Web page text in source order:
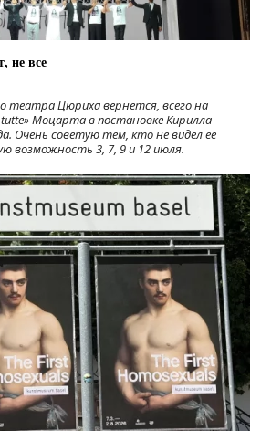
не все
театра Цюриха вернется, всего на
Моцарта в постановке Кирилла
Очень советую тем, кто не видел ее
возможность 3, 7, 9 и 12 июля.